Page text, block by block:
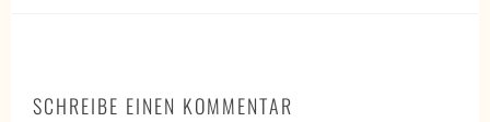
SCHREIBE EINEN KOMMENTAR